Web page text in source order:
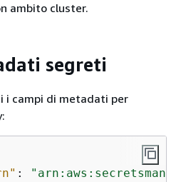
ambito cluster.
segreti
i campi di metadati per
: